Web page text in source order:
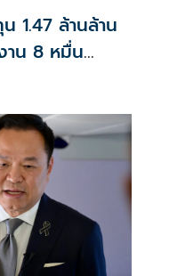
1.47 ล้านล้าน
าน 8 หมื่น